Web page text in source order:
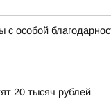
особой
20 тысяч рублей